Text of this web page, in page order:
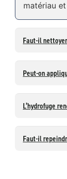
matériau
Faut-il
Peut-on
L’hydrofuge
Faut-il